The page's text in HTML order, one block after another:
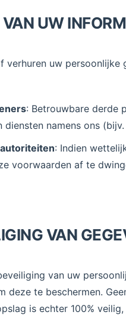
UW
verhuren uw persoonlijke
: Betrouwbare derde
diensten namens ons
: Indien
voorwaarden af te
VAN
van uw
deze te beschermen.
is echter 100%